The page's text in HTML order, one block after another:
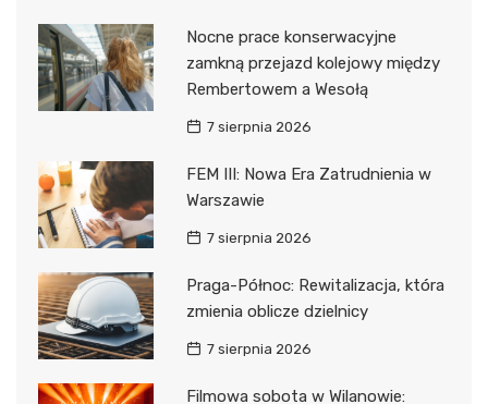
Nocne prace konserwacyjne
zamkną przejazd kolejowy między
Rembertowem a Wesołą
7 sierpnia 2026
FEM III: Nowa Era Zatrudnienia w
Warszawie
7 sierpnia 2026
Praga-Północ: Rewitalizacja, która
zmienia oblicze dzielnicy
7 sierpnia 2026
Filmowa sobota w Wilanowie: